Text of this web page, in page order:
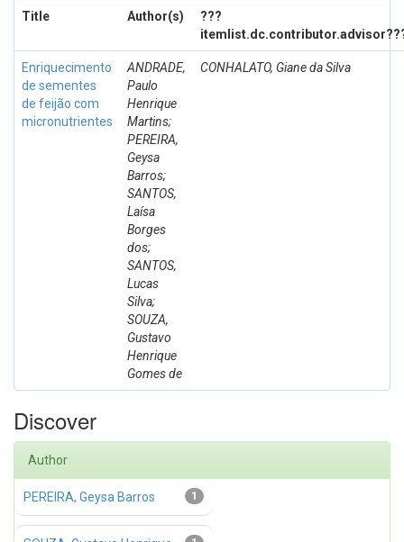
Title Author(s)
???
Enriquecimento
de sementes
de feijão com
micronutrientes
ANDRADE,
Paulo
Henrique
Martins;
PEREIRA,
Geysa
Barros;
SANTOS,
Laísa
Borges
dos;
SANTOS,
Lucas
Silva;
SOUZA,
Gustavo
Henrique
Gomes de
CONHALATO, Giane da Silva
Discover
Author
1
PEREIRA, Geysa Barros